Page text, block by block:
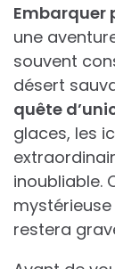
Embarquer
une
souvent
désert
quête
glaces, les
inoubliable.
restera